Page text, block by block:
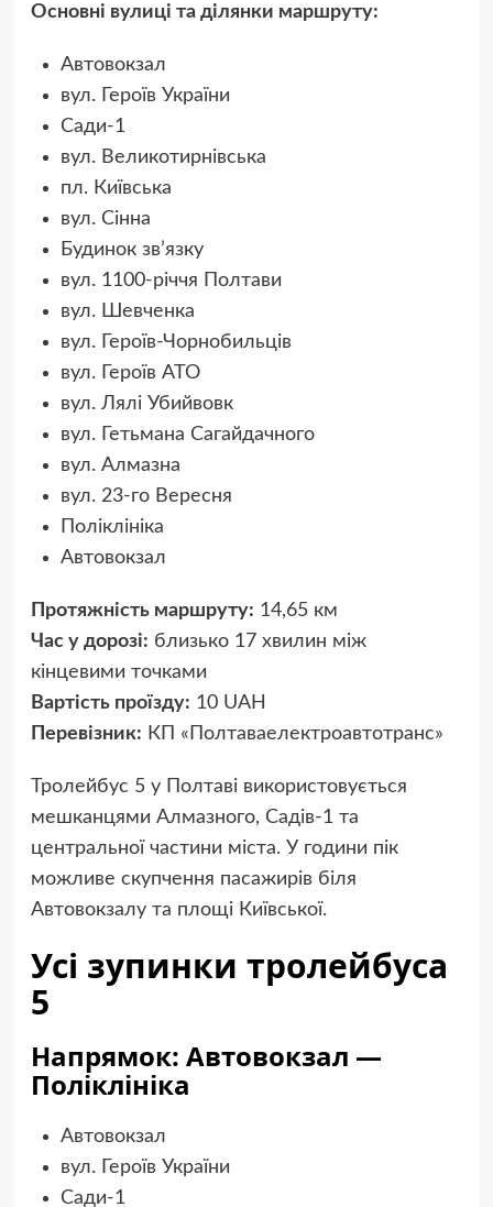
Основні вулиці та ділянки маршруту:
Автовокзал
вул. Героїв України
Сади-1
вул. Великотирнівська
пл. Київська
вул. Сінна
Будинок зв’язку
вул. 1100-річчя Полтави
вул. Шевченка
вул. Героїв-Чорнобильців
вул. Героїв АТО
вул. Лялі Убийвовк
вул. Гетьмана Сагайдачного
вул. Алмазна
вул. 23-го Вересня
Поліклініка
Автовокзал
Протяжність маршруту: 14,65 км
Час у дорозі: близько 17 хвилин між
кінцевими точками
Вартість проїзду: 10 UAH
Перевізник: КП «Полтаваелектроавтотранс»
Тролейбус 5 у Полтаві використовується
мешканцями Алмазного, Садів-1 та
центральної частини міста. У години пік
можливе скупчення пасажирів біля
Автовокзалу та площі Київської.
Усі зупинки тролейбуса
5
Напрямок: Автовокзал —
Поліклініка
Автовокзал
вул. Героїв України
Сади-1